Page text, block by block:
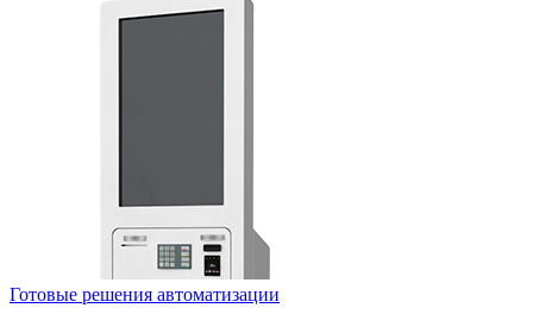
Готовые решения автоматизации